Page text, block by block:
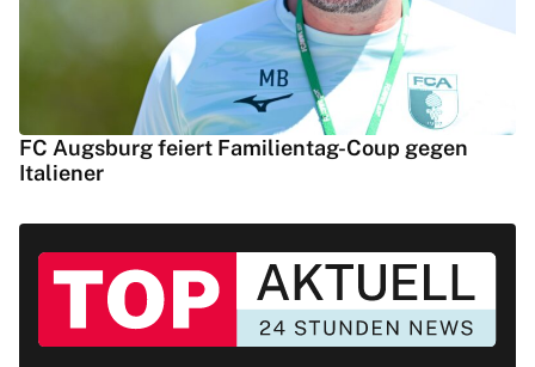
FC Augsburg feiert Familientag-Coup gegen
Italiener